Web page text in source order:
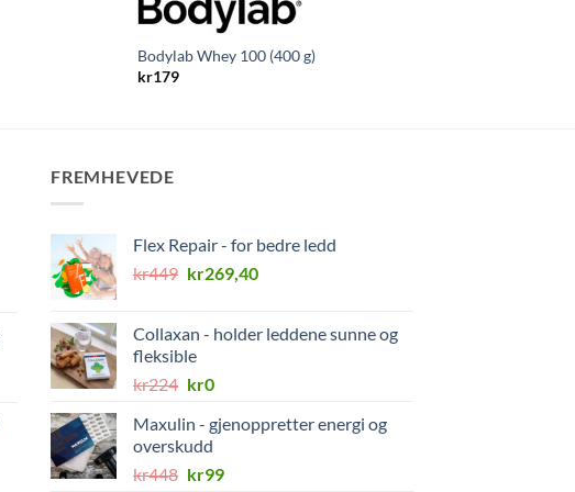
Bodylab Whey 100 (400 g)
kr179
FREMHEVEDE
Flex Repair - for bedre ledd
kr449 Opprinnelig
kr449.
kr269,40Nåværende
kr269,40.
Collaxan - holder leddene sunne og
fleksible
kr224 Opprinnelig
var:
kr224.
kr0Nåværende
er:
Maxulin - gjenoppretter energi og
overskudd
kr448 Opprinnelig
kr99Nåværende